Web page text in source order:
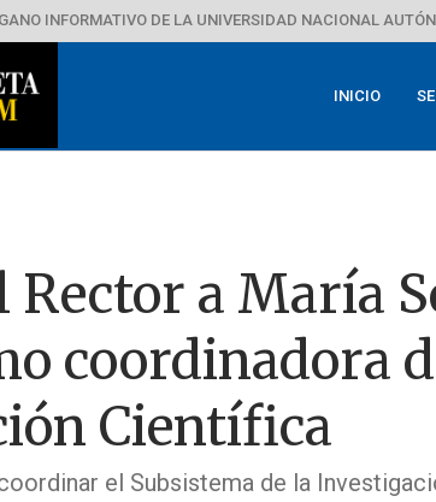
INFORMATIVO DE LA UNIVERSIDAD NACIONAL
INICIO
Rector a María
coordinadora
Científica
el Subsistema de la